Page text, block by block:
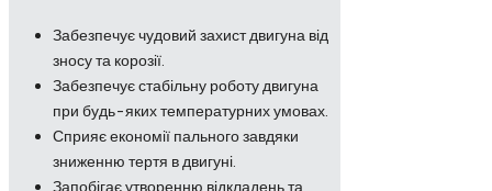
Забезпечує чудовий захист двигуна від
зносу та корозії.
Забезпечує стабільну роботу двигуна
при будь-яких температурних умовах.
Сприяє економії пального завдяки
зниженню тертя в двигуні.
Запобігає утворенню відкладень та